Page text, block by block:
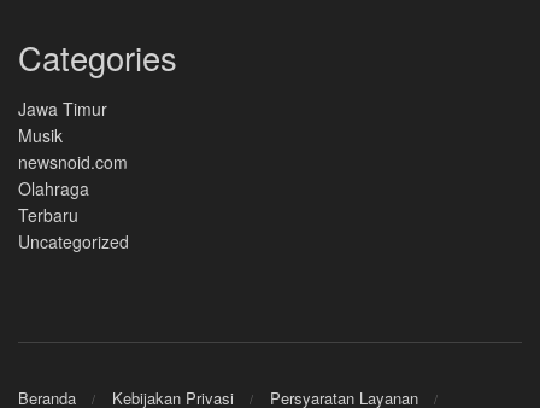
Categories
Jawa Timur
Musik
newsnoid.com
Olahraga
Terbaru
Uncategorized
Beranda Kebijakan Privasi Persyaratan Layanan